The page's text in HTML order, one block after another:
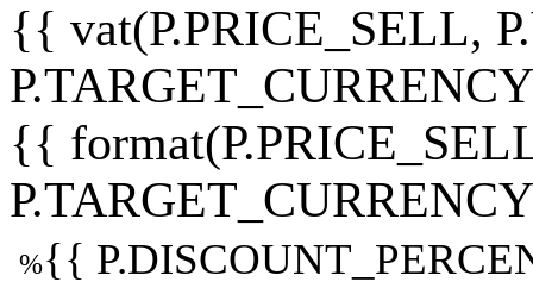
{{ vat(P.PRICE_SELL,
{{
%{{